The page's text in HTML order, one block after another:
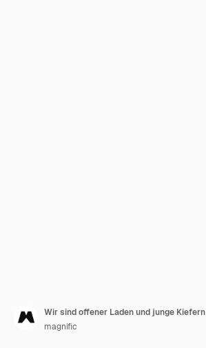
Wir sind offener Laden und junge Kiefern
magnific